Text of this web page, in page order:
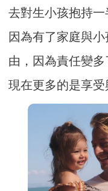
去對生小孩抱持一
因為有了家庭與
由，因為責任變
現在更多的是享受